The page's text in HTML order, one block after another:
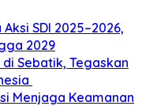
SDI 2025–2026,
2029
Sebatik, Tegaskan
Menjaga Keamanan